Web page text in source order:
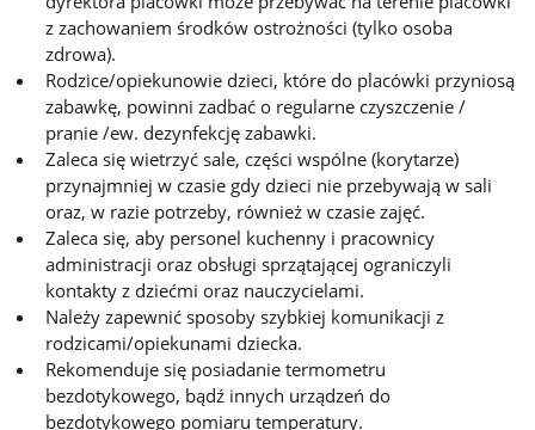
z zachowaniem środków ostrożności (tylko osoba
zdrowa).
Rodzice/opiekunowie dzieci, które do placówki przyniosą
zabawkę, powinni zadbać o regularne czyszczenie /
pranie /ew. dezynfekcję zabawki.
Zaleca się wietrzyć sale, części wspólne (korytarze)
przynajmniej w czasie gdy dzieci nie przebywają w sali
oraz, w razie potrzeby, również w czasie zajęć.
Zaleca się, aby personel kuchenny i pracownicy
administracji oraz obsługi sprzątającej ograniczyli
kontakty z dziećmi oraz nauczycielami.
Należy zapewnić sposoby szybkiej komunikacji z
rodzicami/opiekunami dziecka.
Rekomenduje się posiadanie termometru
bezdotykowego, bądź innych urządzeń do
bezdotykowego pomiaru temperatury.